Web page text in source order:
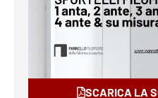
SCARICA LA